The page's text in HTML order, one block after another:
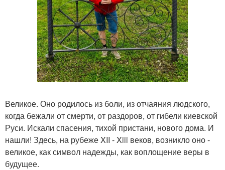
Великое. Оно родилось из боли, из отчаяния людского,
когда бежали от смерти, от раздоров, от гибели киевской
Руси. Искали спасения, тихой пристани, нового дома. И
нашли! Здесь, на рубеже XII - Xiii веков, возникло оно -
великое, как символ надежды, как воплощение веры в
будущее.